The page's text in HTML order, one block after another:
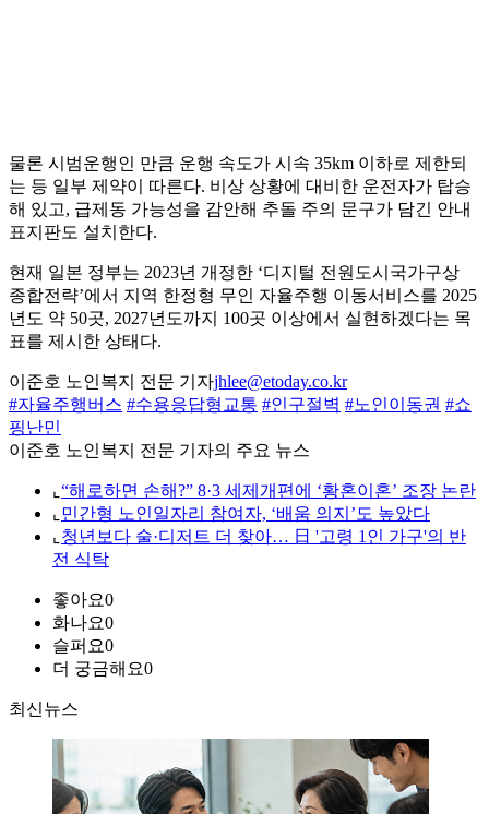
물론 시범운행인 만큼 운행 속도가 시속 35km 이하로 제한되
는 등 일부 제약이 따른다. 비상 상황에 대비한 운전자가 탑승
해 있고, 급제동 가능성을 감안해 추돌 주의 문구가 담긴 안내
표지판도 설치한다.
현재 일본 정부는 2023년 개정한 ‘디지털 전원도시국가구상
종합전략’에서 지역 한정형 무인 자율주행 이동서비스를 2025
년도 약 50곳, 2027년도까지 100곳 이상에서 실현하겠다는 목
표를 제시한 상태다.
이준호 노인복지 전문 기자jhlee@etoday.co.kr
#자율주행버스 #수용응답형교통 #인구절벽 #노인이동권 #쇼
핑난민
이준호 노인복지 전문 기자의 주요 뉴스
⌞ “해로하면 손해?” 8·3 세제개편에 ‘황혼이혼’ 조장 논란
⌞ 민간형 노인일자리 참여자, ‘배움 의지’도 높았다
⌞ 청년보다 술·디저트 더 찾아… 日 '고령 1인 가구'의 반
전 식탁
좋아요0
화나요0
슬퍼요0
더 궁금해요0
최신뉴스